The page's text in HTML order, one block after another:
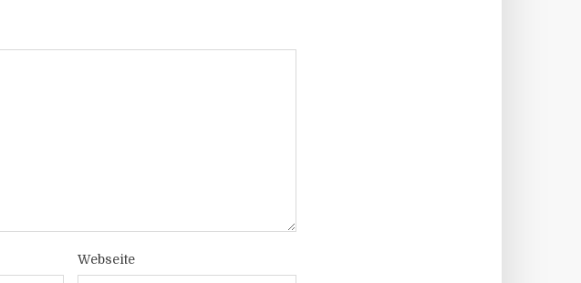
Webseite